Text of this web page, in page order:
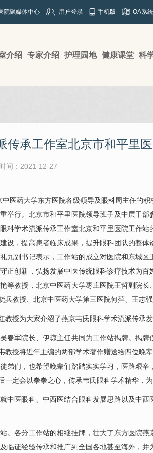
院融媒体中心 用户登录 手机版 OA系统
介绍 专家介绍 护理园地 健康课堂 科
传承工作室北京市和平里
间：2021-12-27
医药大学东方医院各级领导及眼科周主任的
举行。北京市和平里医院领导班子及中层干部
眼科学术流派传承工作室北京和平里医院工作
设，提高患者临床成果，提升眼科团队的整体
九副书记表示，工作站的成立对医院和东城
正创新，弘扬发展中医传统眼科诊疗技术为百
等教授，北京中医药大学枣庄医院王哲副院长
教授、北京中医药大学第三医院何萍、王志
教授为大家介绍了燕京韦氏眼科学术流派传承发
春军院长、伊琼主任共同为工作站揭牌。揭牌
授将近年主编的两部学术著作赠送给四位晚
弟们，也希望晚辈们踏踏实实学习，医路艰
一定会以拳拳之心，传承韦氏眼科学术精华，
中医眼科、中西医结合眼科发展思路以及中西
。各分工作站的相继挂牌，壮大了东方医院燕
临证经验传承和推广到全国各地甚至海外，并